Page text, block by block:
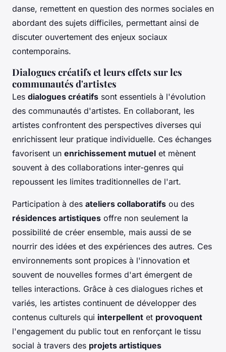
danse, remettent en question des normes sociales en
abordant des sujets difficiles, permettant ainsi de
discuter ouvertement des enjeux sociaux
contemporains.
Dialogues créatifs et leurs effets sur les
communautés d'artistes
Les dialogues créatifs sont essentiels à l'évolution
des communautés d'artistes. En collaborant, les
artistes confrontent des perspectives diverses qui
enrichissent leur pratique individuelle. Ces échanges
favorisent un enrichissement mutuel et mènent
souvent à des collaborations inter-genres qui
repoussent les limites traditionnelles de l'art.
Participation à des ateliers collaboratifs ou des
résidences artistiques offre non seulement la
possibilité de créer ensemble, mais aussi de se
nourrir des idées et des expériences des autres. Ces
environnements sont propices à l'innovation et
souvent de nouvelles formes d'art émergent de
telles interactions. Grâce à ces dialogues riches et
variés, les artistes continuent de développer des
contenus culturels qui interpellent et provoquent
l'engagement du public tout en renforçant le tissu
social à travers des projets artistiques